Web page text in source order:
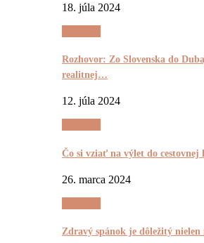
18. júla 2024
Rozhovor: Zo Slovenska do
realitnej…
12. júla 2024
Čo si vziať na výlet do
26. marca 2024
Zdravý spánok je dôležitý